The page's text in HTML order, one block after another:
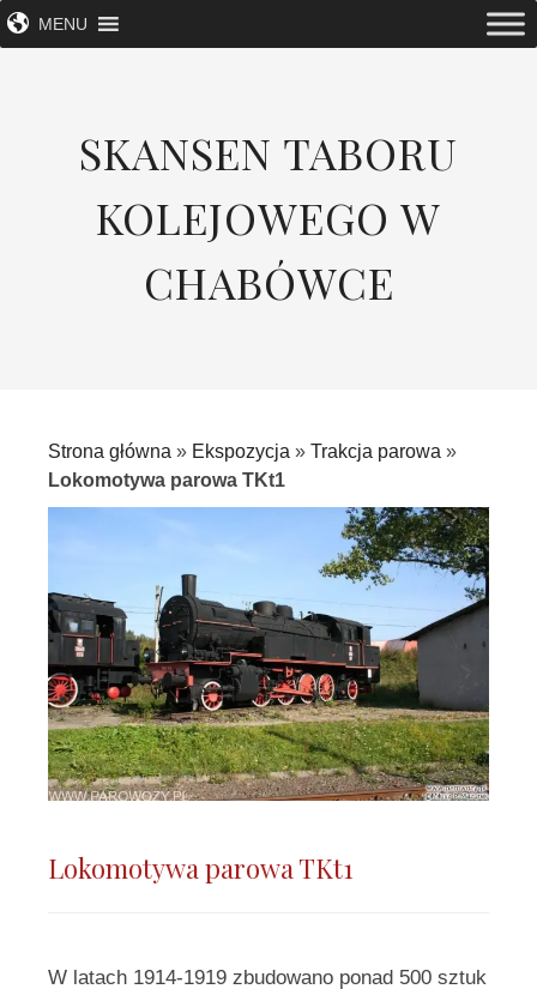
MENU
SKANSEN TABORU
KOLEJOWEGO W
CHABÓWCE
Strona główna » Ekspozycja » Trakcja parowa »
Lokomotywa parowa TKt1
Lokomotywa parowa TKt1
W latach 1914-1919 zbudowano ponad 500 sztuk